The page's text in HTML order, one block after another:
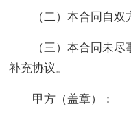
（二）本合同自双
（三）本合同未
补充协议。
甲方（盖章）：